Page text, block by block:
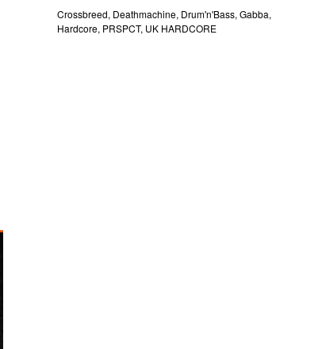
Crossbreed, Deathmachine, Drum'n'Bass, Gabba,
Hardcore, PRSPCT, UK HARDCORE